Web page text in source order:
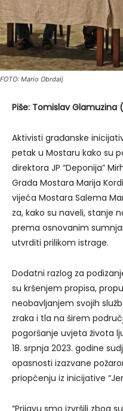
FOTO: Mario Obrdalj
Piše: Tomislav Glamuzina
Aktivisti građanske
petak u Mostaru kako su
direktora JP “Deponija”
Grada Mostara Marija
vijeća Mostara Salema
za, kako su naveli, stanje
prema osnovanim
utvrditi prilikom istrage.
Dodatni razlog za
su kršenjem propisa,
neobavljanjem svojih
zraka i tla na širem
pogoršanje uvjeta života
18. srpnja 2023. godine
opasnosti izazvane
priopćenju iz inicijative